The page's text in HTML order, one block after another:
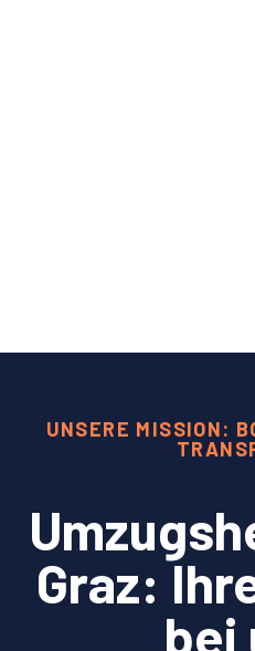
UNSERE MISSION:
Graz:
bei